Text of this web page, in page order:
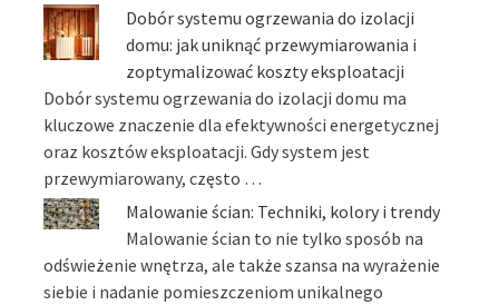
Dobór systemu ogrzewania do izolacji
domu: jak uniknąć przewymiarowania i
zoptymalizować koszty eksploatacji
Dobór systemu ogrzewania do izolacji domu ma
kluczowe znaczenie dla efektywności energetycznej
oraz kosztów eksploatacji. Gdy system jest
przewymiarowany, często …
Malowanie ścian: Techniki, kolory i trendy
Malowanie ścian to nie tylko sposób na
odświeżenie wnętrza, ale także szansa na wyrażenie
siebie i nadanie pomieszczeniom unikalnego